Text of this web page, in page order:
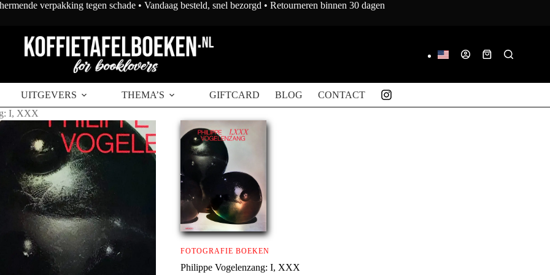
verpakking tegen schade • Vandaag besteld, snel bezorgd • Retourneren binnen 30 dagen
Winkelwagen
UITGEVERS THEMA’S GIFTCARD BLOG CONTACT
I, XXX
FOTOGRAFIE BOEKEN
Philippe Vogelenzang: I, XXX